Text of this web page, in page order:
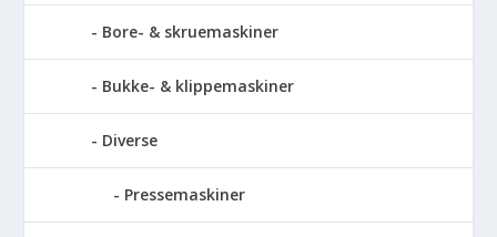
Bore- & skruemaskiner
Bukke- & klippemaskiner
Diverse
Pressemaskiner